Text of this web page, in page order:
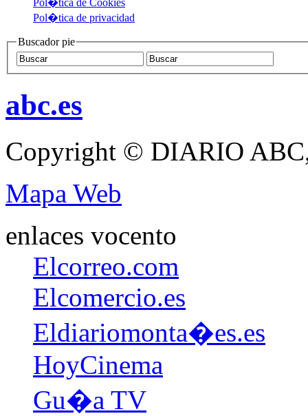
Pol�tica de privacidad
Buscador pie
abc.es
Copyright © DIARIO
Mapa Web
enlaces vocento
Elcorreo.com
Elcomercio.es
Eldiariomonta�es.es
HoyCinema
Gu�a TV